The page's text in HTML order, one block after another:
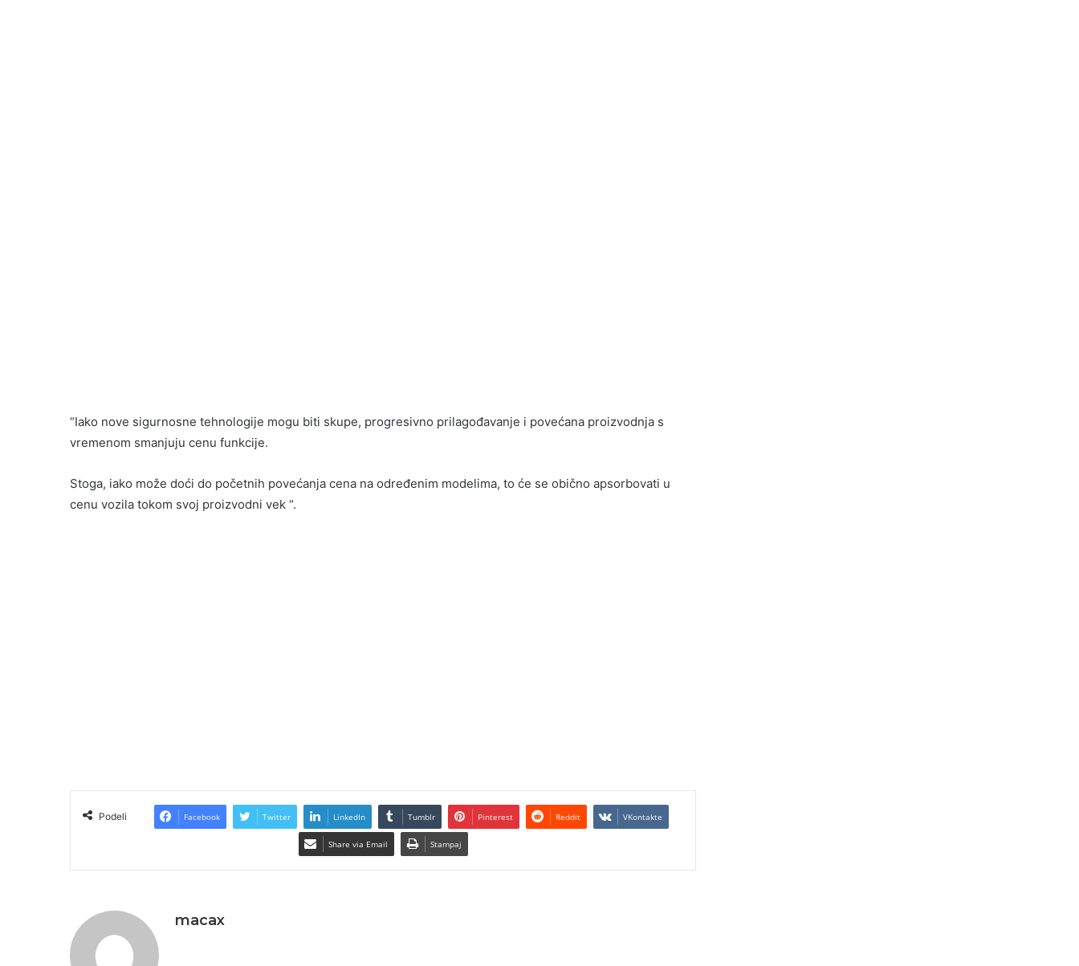
“Iako nove sigurnosne tehnologije mogu biti skupe, progresivno prilagođavanje i povećana proizvodnja s
vremenom smanjuju cenu funkcije.
Stoga, iako može doći do početnih povećanja cena na određenim modelima, to će se obično apsorbovati u
cenu vozila tokom svoj proizvodni vek “.
Podeli Facebook Twitter LinkedIn Tumblr Pinterest Reddit VKontakte
Share via Email Stampaj
macax